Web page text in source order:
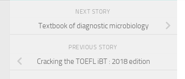
NEXT STORY
Textbook of diagnostic microbiology
PREVIOUS STORY
Cracking the TOEFL iBT : 2018 edition